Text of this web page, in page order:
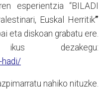
esperientzia “BILADI
Euskal Herritik”
eta diskoan grabatu ere.
dezakegu:
hadi/
nahiko nituzke.